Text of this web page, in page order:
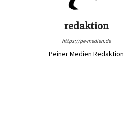
redaktion
https://pe-medien.de
Peiner Medien Redaktion